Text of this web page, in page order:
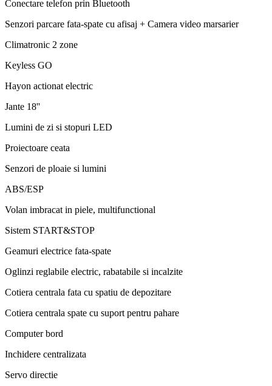
Conectare telefon prin Bluetooth
Senzori parcare fata-spate cu afisaj + Camera video marsarier
Climatronic 2 zone
Keyless GO
Hayon actionat electric
Jante 18''
Lumini de zi si stopuri LED
Proiectoare ceata
Senzori de ploaie si lumini
ABS/ESP
Volan imbracat in piele, multifunctional
Sistem START&STOP
Geamuri electrice fata-spate
Oglinzi reglabile electric, rabatabile si incalzite
Cotiera centrala fata cu spatiu de depozitare
Cotiera centrala spate cu suport pentru pahare
Computer bord
Inchidere centralizata
Servo directie